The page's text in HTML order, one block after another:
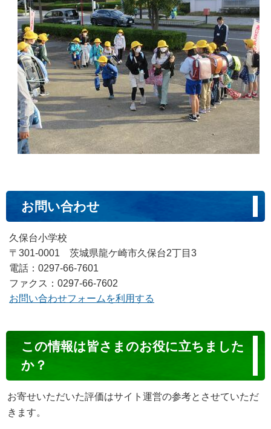
お問い合わせ
久保台小学校
〒301-0001 茨城県龍ケ崎市久保台2丁目3
電話：0297-66-7601
ファクス：0297-66-7602
お問い合わせフォームを利用する
ン
ン
ツ
この情報は皆さまのお役に立ちました
か？
お寄せいただいた評価はサイト運営の参考とさせていただ
きます。